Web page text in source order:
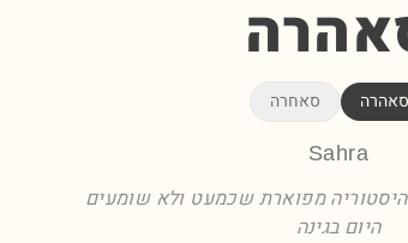
סאהרה סאחרה
Sahra
מפוארת שכמעט ולא שומעים
היום בגינה